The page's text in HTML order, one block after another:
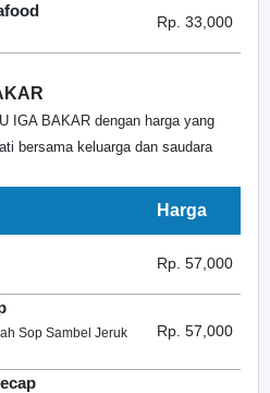
Rp. 33,000
IGA BAKAR dengan harga yang
bersama keluarga dan saudara
Harga
Rp. 57,000
Sop Sambel Jeruk
Rp. 57,000